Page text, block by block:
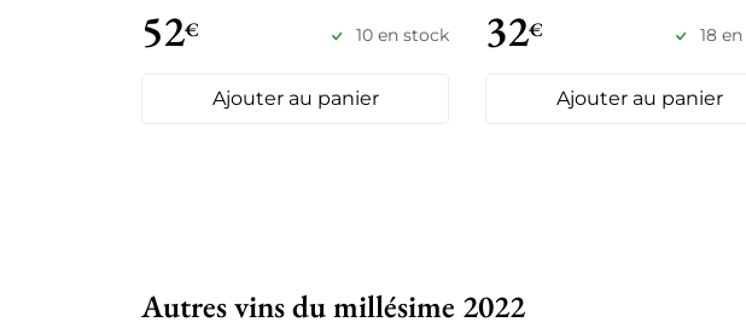
52€ 10 en stock
Ajouter au panier
32€ 18
Ajouter au panier
Autres vins du millésime 2022